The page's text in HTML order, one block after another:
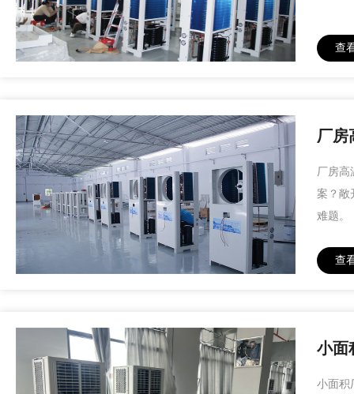
查
厂房
厂房高
案？敞
难题。
查
小面
小面积